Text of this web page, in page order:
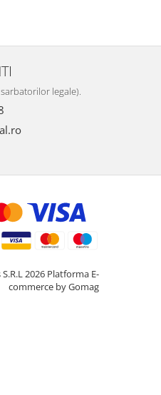
legale).
2026 Platforma E-
commerce by Gomag